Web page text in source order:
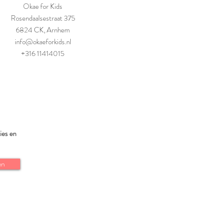
Okae for Kids
Rosendaalsestraat 375
6824 CK, Arnhem
info@okaeforkids.nl
+316 11414015
en